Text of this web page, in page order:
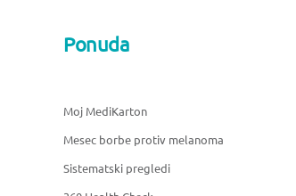
Ponuda
Moj MediKarton
Mesec borbe protiv melanoma
Sistematski pregledi